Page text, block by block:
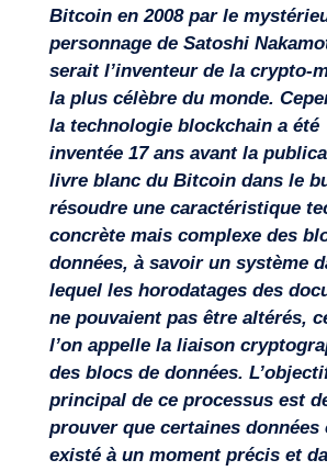
Secteurs
Bitcoin en 2008 par le
personnage de Satoshi
serait l’inventeur de la crypto-
la plus célèbre du monde.
la technologie blockchain a été
inventée 17 ans avant la
livre blanc du Bitcoin dans le
résoudre une caractéristique
concrète mais complexe des
données, à savoir un système
lequel les horodatages des
ne pouvaient pas être altérés,
l’on appelle la liaison
des blocs de données.
principal de ce processus est
prouver que certaines données
existé à un moment précis et